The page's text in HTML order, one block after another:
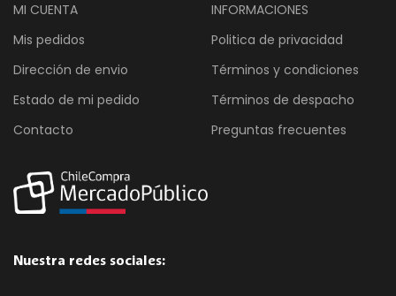
MI CUENTA
Mis pedidos
Dirección de envio
Estado de mi pedido
Contacto
INFORMACIONES
Politica de privacidad
Términos y condiciones
Términos de despacho
Preguntas frecuentes
Nuestra redes sociales: